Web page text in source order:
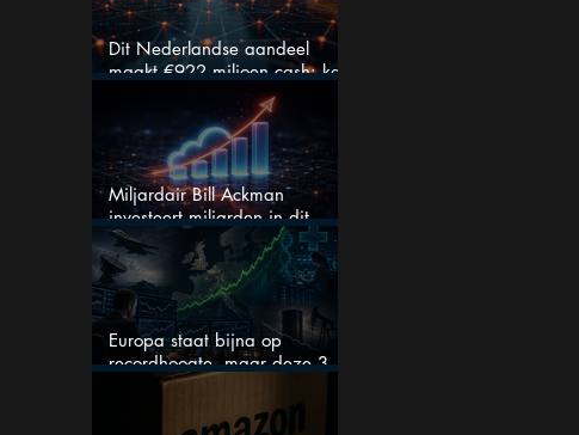
Dit Nederlandse aandeel
maakt €922 miljoen cash: kan
dit dividendaandeel blijven
Miljardair Bill Ackman
investeert miljarden in dit
techaandeel
Europa staat bijna op
recordhoogte, maar deze 3
sectoren vallen nu op